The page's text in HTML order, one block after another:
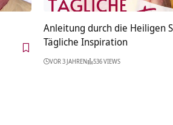
Anleitung durch die Heiligen
Tägliche Inspiration
VOR 3 JAHREN 536 VIEWS